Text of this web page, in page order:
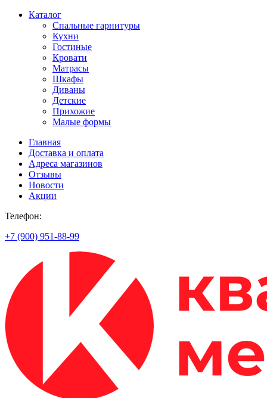
Каталог
Спальные гарнитуры
Кухни
Гостиные
Кровати
Матрасы
Шкафы
Диваны
Детские
Прихожие
Малые формы
Главная
Доставка и оплата
Адреса магазинов
Отзывы
Новости
Акции
Телефон:
+7 (900) 951-88-99